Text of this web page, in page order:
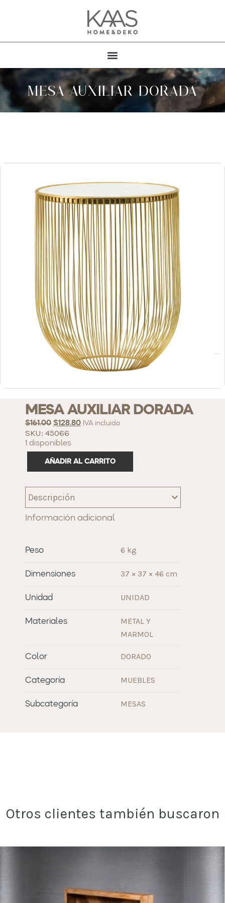
MESA AUXILIAR DORADA
MESA AUXILIAR DORADA
$161.00 $128.80 IVA incluido
SKU: 45066
1 disponibles
AÑADIR AL CARRITO
Descripción
Información adicional
Peso 6 kg
Dimensiones 37 × 37 × 46 cm
Unidad UNIDAD
Materiales
METAL Y
MARMOL
Color DORADO
Categoría MUEBLES
Subcategoría MESAS
Otros clientes también buscaron